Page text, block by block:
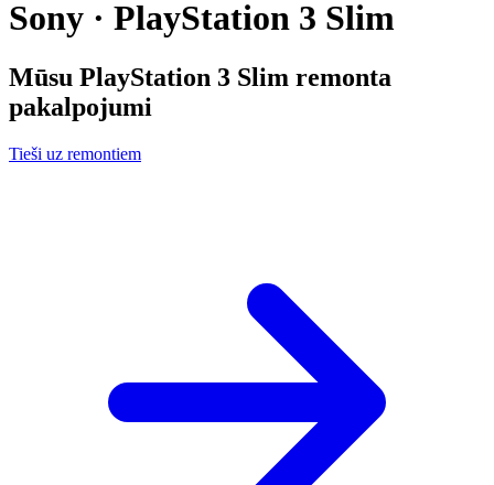
Sony · PlayStation 3 Slim
Mūsu PlayStation 3 Slim remonta
pakalpojumi
Tieši uz remontiem